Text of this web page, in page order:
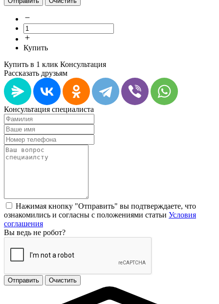
Купить
Купить в 1 клик Консультация
Рассказать друзьям
Консультация специалиста
Нажимая кнопку "Отправить" вы подтверждаете, что
ознакомились и согласны с положениями статьи Условия
соглашения
Вы ведь не робот?
Отправить Очистить